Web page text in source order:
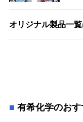
オリジナル製品一
有希化学のおす